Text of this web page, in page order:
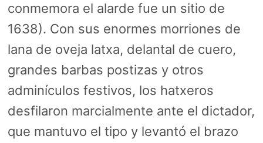
conmemora el alarde fue un sitio de
1638). Con sus enormes morriones de
lana de oveja latxa, delantal de cuero,
grandes barbas postizas y otros
adminículos festivos, los hatxeros
desfilaron marcialmente ante el dictador,
que mantuvo el tipo y levantó el brazo